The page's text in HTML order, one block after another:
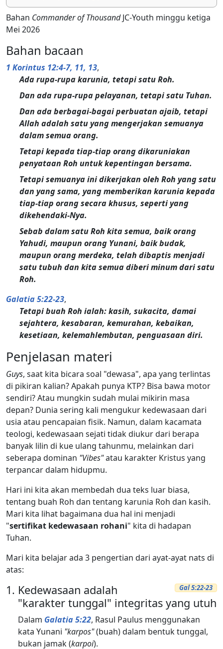
Bahan Commander of ThousandJC-Youth minggu ketiga
Mei 2026
Bahan bacaan
1 Korintus 12:4-7, 11, 13,
Ada rupa-rupa karunia, tetapi satu Roh.
Dan ada rupa-rupa pelayanan, tetapi satu Tuhan.
Dan ada berbagai-bagai perbuatan ajaib, tetapi
Allah adalah satu yang mengerjakan semuanya
dalam semua orang.
Tetapi kepada tiap-tiap orang dikaruniakan
penyataan Roh untuk kepentingan bersama.
Tetapi semuanya ini dikerjakan oleh Roh yang satu
dan yang sama, yang memberikan karunia kepada
tiap-tiap orang secara khusus, seperti yang
dikehendaki-Nya.
Sebab dalam satu Roh kita semua, baik orang
Yahudi, maupun orang Yunani, baik budak,
maupun orang merdeka, telah dibaptis menjadi
satu tubuh dan kita semua diberi minum dari satu
Roh.
Galatia 5:22-23,
Tetapi buah Roh ialah: kasih, sukacita, damai
sejahtera, kesabaran, kemurahan, kebaikan,
kesetiaan, kelemahlembutan, penguasaan diri.
Penjelasan materi
Guys, saat kita bicara soal "dewasa", apa yang terlintas
di pikiran kalian? Apakah punya KTP? Bisa bawa motor
sendiri? Atau mungkin sudah mulai mikirin masa
depan? Dunia sering kali mengukur kedewasaan dari
usia atau pencapaian fisik. Namun, dalam kacamata
teologi, kedewasaan sejati tidak diukur dari berapa
banyak lilin di kue ulang tahunmu, melainkan dari
seberapa dominan "Vibes"atau karakter Kristus yang
terpancar dalam hidupmu.
Hari ini kita akan membedah dua teks luar biasa,
tentang buah Roh dan tentang karunia Roh dan kasih.
Mari kita lihat bagaimana dua hal ini menjadi
"sertifikat kedewasaan rohani" kita di hadapan
Tuhan.
Mari kita belajar ada 3 pengertian dari ayat-ayat nats di
atas:
Gal 5:22-23
Kedewasaan adalah
"karakter tunggal" integritas yang utuh
Dalam Galatia 5:22, Rasul Paulus menggunakan
kata Yunani "karpos"(buah) dalam bentuk tunggal,
bukan jamak (karpoi).